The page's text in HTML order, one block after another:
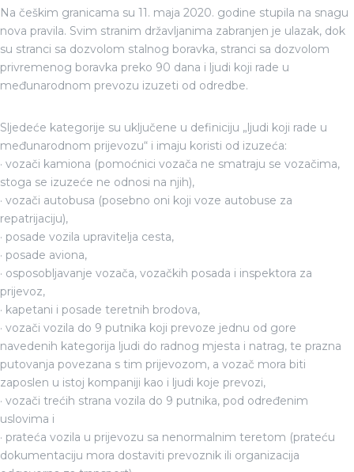
Na češkim granicama su 11. maja 2020. godine stupila na snagu
nova pravila. Svim stranim državljanima zabranjen je ulazak, dok
su stranci sa dozvolom stalnog boravka, stranci sa dozvolom
privremenog boravka preko 90 dana i ljudi koji rade u
međunarodnom prevozu izuzeti od odredbe.
Sljedeće kategorije su uključene u definiciju „ljudi koji rade u
međunarodnom prijevozu“ i imaju koristi od izuzeća:
· vozači kamiona (pomoćnici vozača ne smatraju se vozačima,
stoga se izuzeće ne odnosi na njih),
· vozači autobusa (posebno oni koji voze autobuse za
repatrijaciju),
· posade vozila upravitelja cesta,
· posade aviona,
· osposobljavanje vozača, vozačkih posada i inspektora za
prijevoz,
· kapetani i posade teretnih brodova,
· vozači vozila do 9 putnika koji prevoze jednu od gore
navedenih kategorija ljudi do radnog mjesta i natrag, te prazna
putovanja povezana s tim prijevozom, a vozač mora biti
zaposlen u istoj kompaniji kao i ljudi koje prevozi,
· vozači trećih strana vozila do 9 putnika, pod određenim
uslovima i
· prateća vozila u prijevozu sa nenormalnim teretom (prateću
dokumentaciju mora dostaviti prevoznik ili organizacija